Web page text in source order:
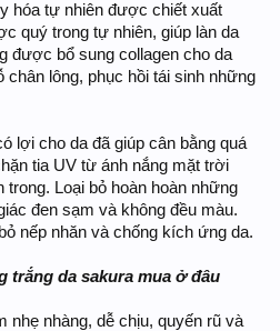
hóa tự nhiên được chiết xuất
quý trong tự nhiên, giúp làn da
được bổ sung collagen cho da
chân lông, phục hồi tái sinh những
lợi cho da đã giúp cân bằng quá
tia UV từ ánh nắng mặt trời
trong. Loại bỏ hoàn hoàn những
đen sạm và không đều màu.
nếp nhăn và chống kích ứng da.
trắng da sakura mua ở đâu
nhẹ nhàng, dễ chịu, quyến rũ và